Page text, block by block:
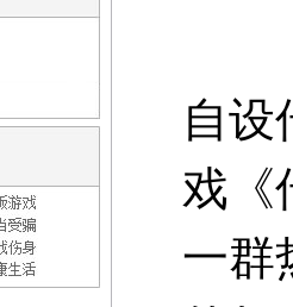
自设
戏《
一群